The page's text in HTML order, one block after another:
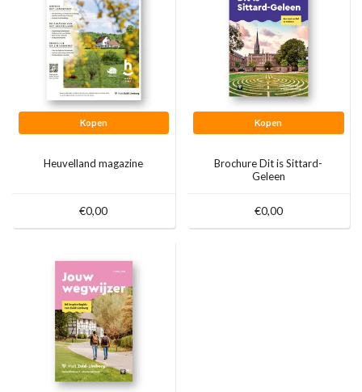
Kopen
Heuvelland magazine
€0,00
Kopen
Brochure Dit is Sittard-
Geleen
€0,00